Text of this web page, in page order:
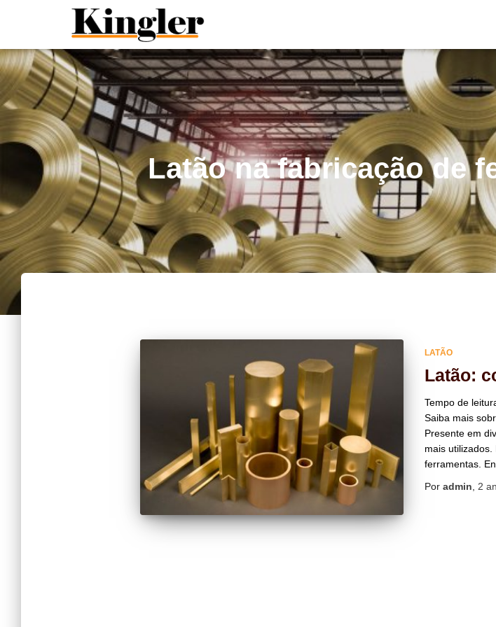
Latão na fabricação de
LATÃO
Latão:
Tempo de
Saiba mais
Presente em
mais
ferramentas.
Por admin 2